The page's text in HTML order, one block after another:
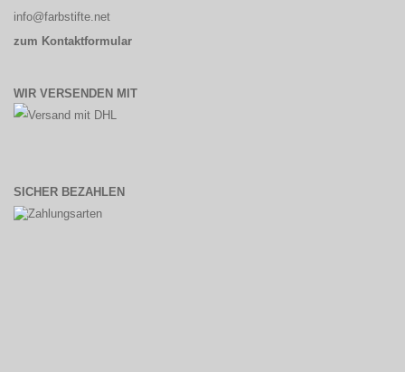
info@farbstifte.net
zum Kontaktformular
WIR VERSENDEN MIT
SICHER BEZAHLEN